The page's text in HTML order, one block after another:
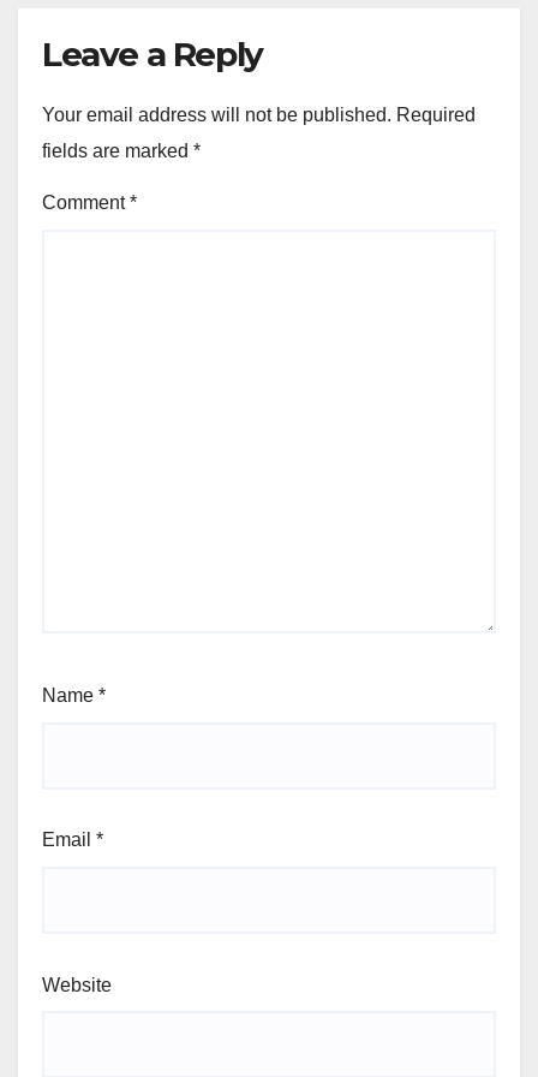
Leave a Reply
Your email address will not be published. Required
fields are marked *
Comment*
Name *
Email *
Website